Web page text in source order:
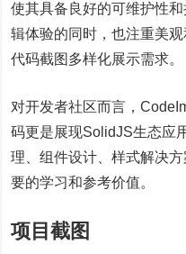
使其具备良好的可维护性
辑体验的同时，也注重美
代码截图多样化展示需求。
对开发者社区而言，
码更是展现SolidJS生态应
理、组件设计、样式解决
要的学习和参考价值。
项目截图